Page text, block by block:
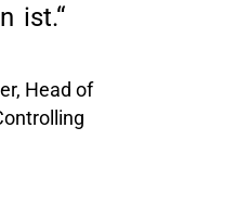
ist.“
Head of